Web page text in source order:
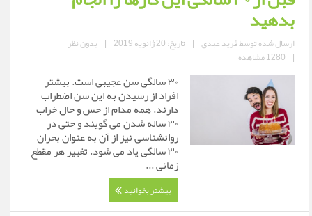
بدهید
ارسال شده توسطفرید عبدی | تاریخ: 20 ژانویه 2019 | بدون نظر
| 1280 مشاهده
۳۰ سالگی سن عجیبی است. بیشتر
افراد از رسیدن به این سن اضطراب
دارند. همه مدام از حس و حال خراب
۳۰ ساله شدن می گویند و حتی در
روانشناسی نیز از آن به عنوان بحران
۳۰ سالگی یاد می شود. تغییر هر مقطع
زمانی ...
بیشتر بخوانید